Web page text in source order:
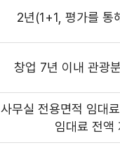
2년(1+1, 평가를 통
창업 7년 이내 관광
사무실 전용면적 임대
임대료 전액